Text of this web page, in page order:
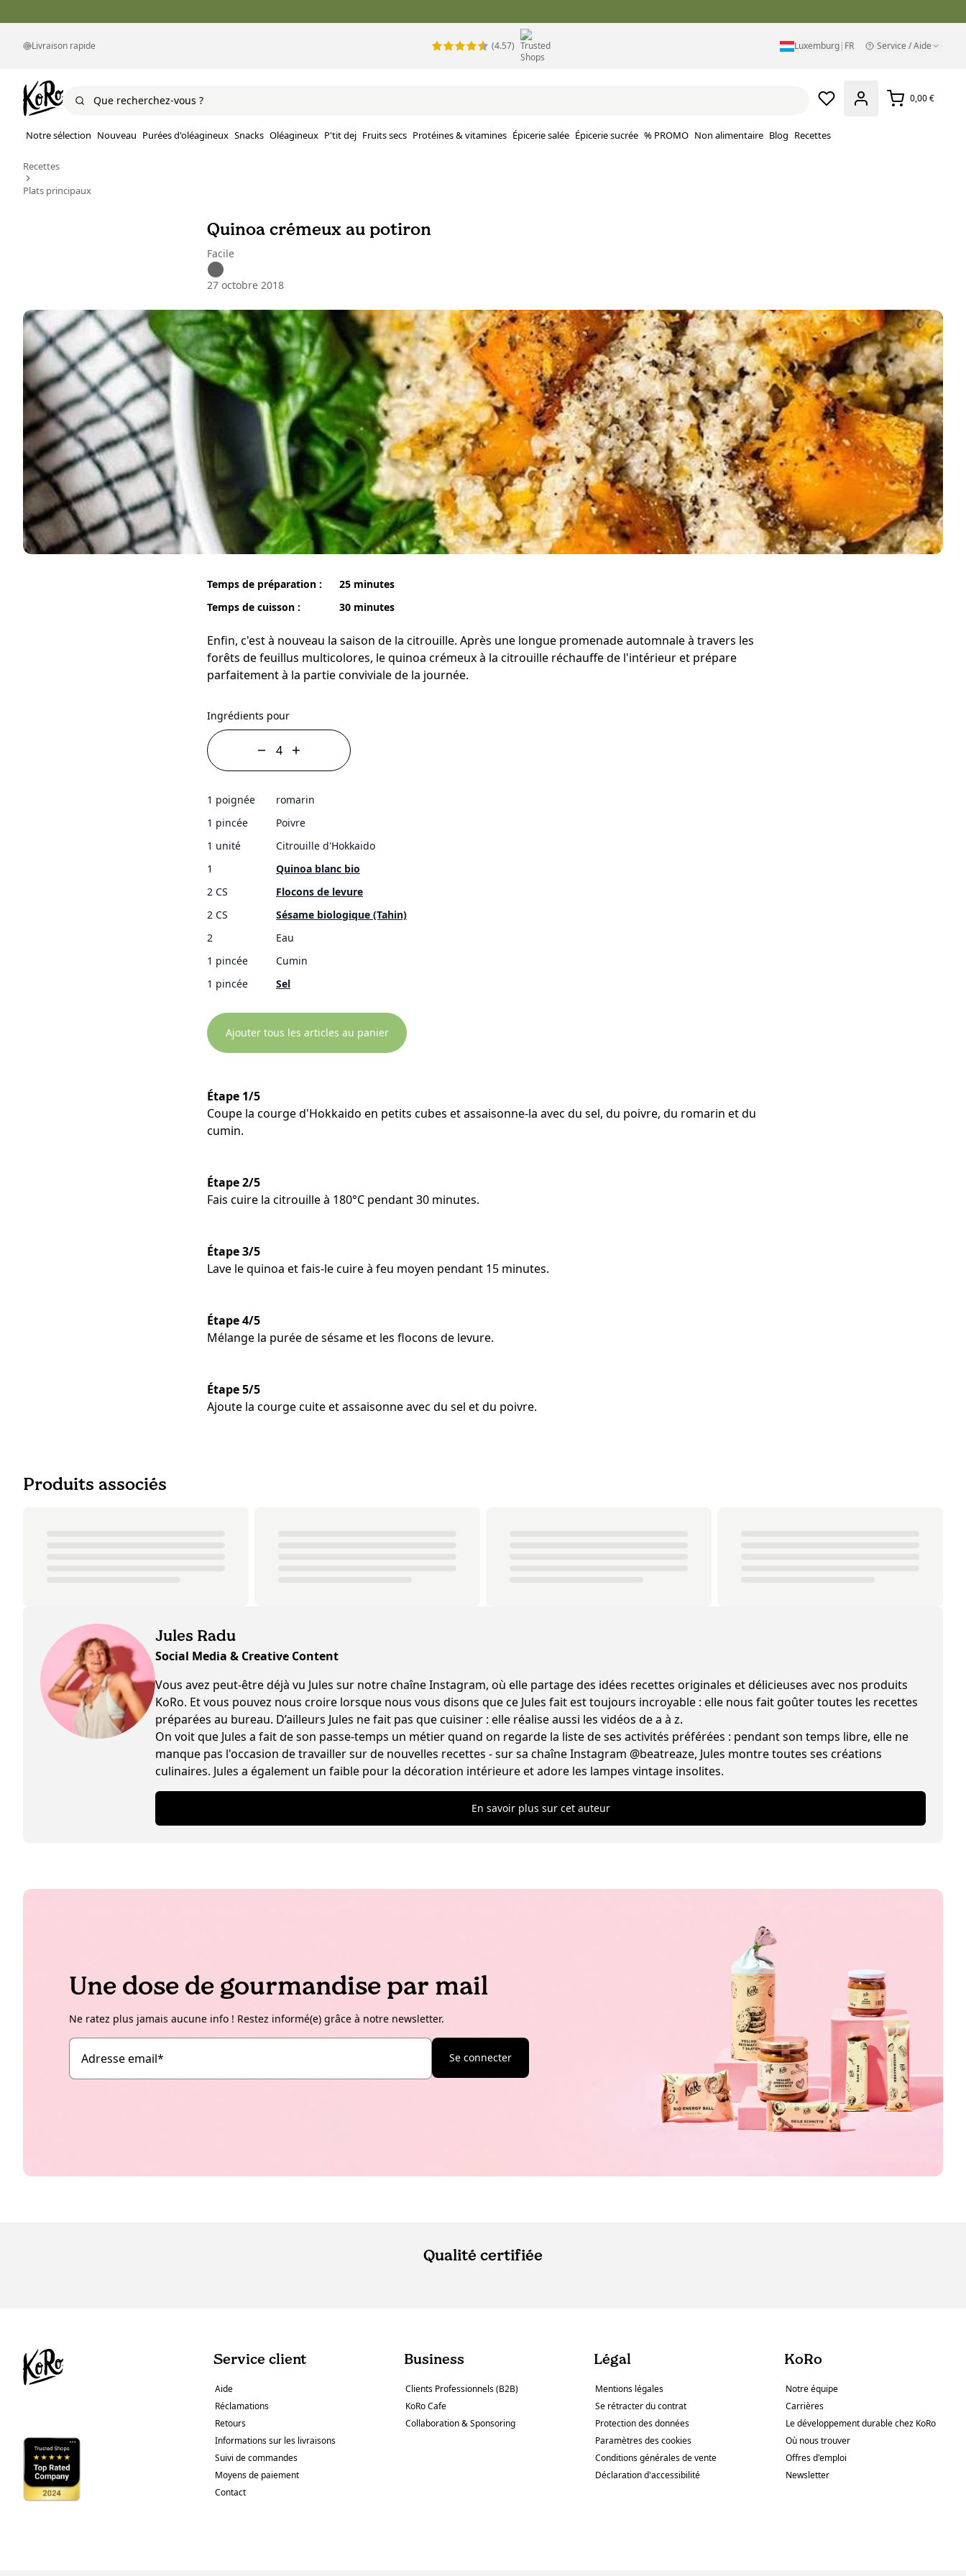
Livraison rapide (4.57) Luxemburg| FR Service / Aide
0,00 €
Notre sélection Nouveau Purées d'oléagineux Snacks Oléagineux P'tit dej Fruits secs Protéines & vitamines Épicerie salée Épicerie sucrée % PROMO Non alimentaire Blog Recettes
Recettes
Plats principaux
Quinoa crémeux au potiron
Facile
27 octobre 2018
Temps de préparation :
Temps de cuisson :
25 minutes
30 minutes
Enfin, c'est à nouveau la saison de la citrouille. Après une longue promenade automnale à travers les
forêts de feuillus multicolores, le quinoa crémeux à la citrouille réchauffe de l'intérieur et prépare
parfaitement à la partie conviviale de la journée.
Ingrédients pour
1 poignée
romarin
1 pincée
Poivre
1 unité
Citrouille d'Hokkaido
1
Quinoa blanc bio
2 CS
Flocons de levure
2 CS
Sésame biologique (Tahin)
2
Eau
1 pincée
Cumin
1 pincée
Sel
Ajouter tous les articles au panier
Étape 1/5
Coupe la courge d'Hokkaido en petits cubes et assaisonne-la avec du sel, du poivre, du romarin et du
cumin.
Étape 2/5
Fais cuire la citrouille à 180°C pendant 30 minutes.
Étape 3/5
Lave le quinoa et fais-le cuire à feu moyen pendant 15 minutes.
Étape 4/5
Mélange la purée de sésame et les flocons de levure.
Étape 5/5
Ajoute la courge cuite et assaisonne avec du sel et du poivre.
Produits associés
Jules Radu
Social Media & Creative Content
Vous avez peut-être déjà vu Jules sur notre chaîne Instagram, où elle partage des idées recettes originales et délicieuses avec nos produits
KoRo. Et vous pouvez nous croire lorsque nous vous disons que ce Jules fait est toujours incroyable : elle nous fait goûter toutes les recettes
préparées au bureau. D’ailleurs Jules ne fait pas que cuisiner : elle réalise aussi les vidéos de a à z.
On voit que Jules a fait de son passe-temps un métier quand on regarde la liste de ses activités préférées : pendant son temps libre, elle ne
manque pas l'occasion de travailler sur de nouvelles recettes - sur sa chaîne Instagram @beatreaze, Jules montre toutes ses créations
culinaires. Jules a également un faible pour la décoration intérieure et adore les lampes vintage insolites.
En savoir plus sur cet auteur
Une dose de gourmandise par mail
Ne ratez plus jamais aucune info ! Restez informé(e) grâce à notre newsletter.
Adresse email* Se connecter
Qualité certifiée
Service client
Aide
Réclamations
Retours
Informations sur les livraisons
Suivi de commandes
Moyens de paiement
Contact
Business
Clients Professionnels (B2B)
KoRo Cafe
Collaboration & Sponsoring
Légal
Mentions légales
Se rétracter du contrat
Protection des données
Paramètres des cookies
Conditions générales de vente
Déclaration d'accessibilité
KoRo
Notre équipe
Carrières
Le développement durable chez KoRo
Où nous trouver
Offres d'emploi
Newsletter